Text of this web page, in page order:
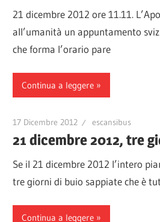
21 dicembre 2012 ore 11.11.
all’umanità un appuntamento
che forma l’orario pare
Continua a leggere
17 Dicembre 2012 escansibus
21 dicembre 2012, tre
Se il 21 dicembre 2012 l’intero
tre giorni di buio sappiate che è
Continua a leggere